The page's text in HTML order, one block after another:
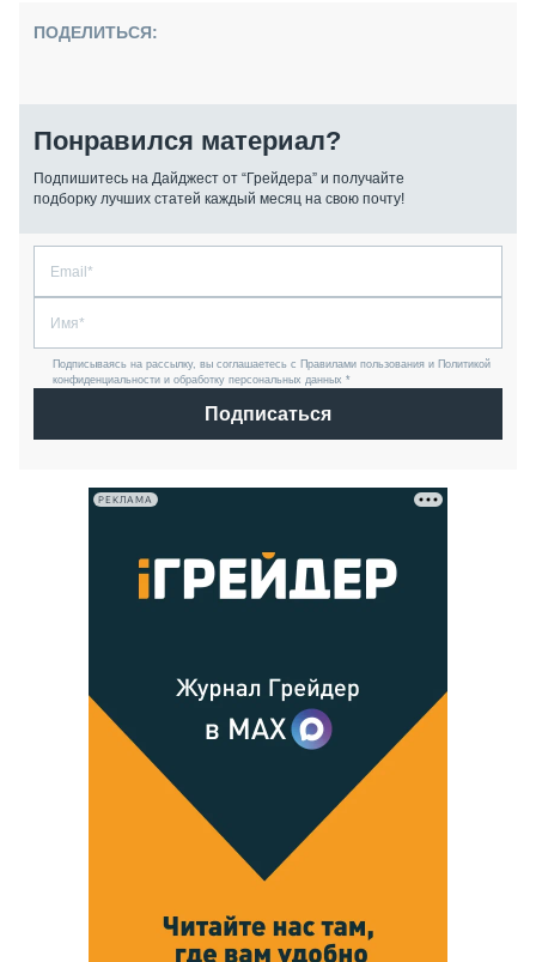
ПОДЕЛИТЬСЯ:
Понравился материал?
Подпишитесь на Дайджест от “Грейдера” и получайте
подборку лучших статей каждый месяц на свою почту!
Подписываясь на рассылку, вы соглашаетесь с Правилами пользования и Политикой
конфиденциальности и обработку персональных данных *
Подписаться
РЕКЛАМА